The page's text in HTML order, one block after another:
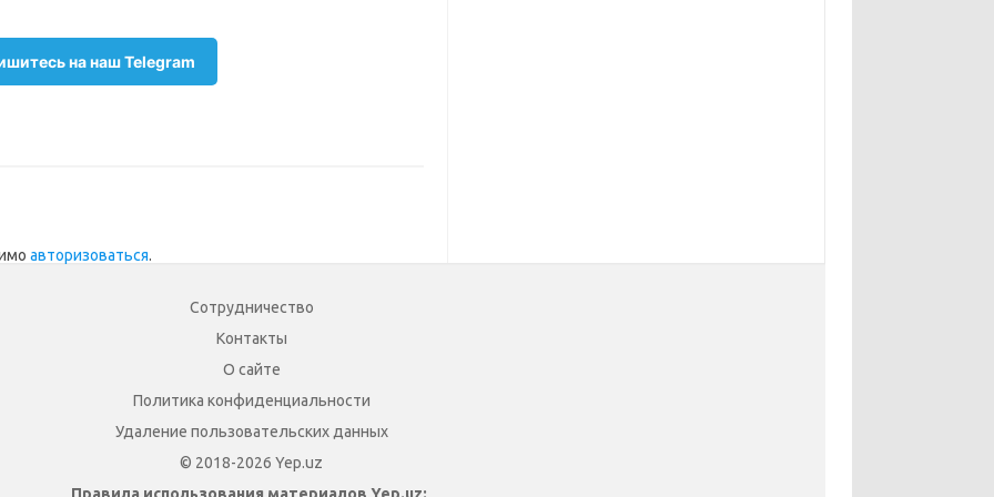
на наш Telegram
авторизоваться.
Сотрудничество
Контакты
О сайте
Политика конфиденциальности
Удаление пользовательских данных
© 2018-2026 Yep.uz